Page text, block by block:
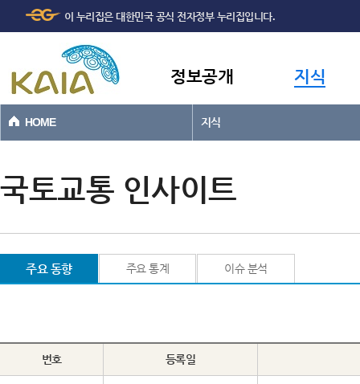
본문바로가기
이 누리집은 대한민국 공식 전자정부 누리집입니다.
정보공개 지식
HOME 지식
국토교통 인사이트
주요 동향 주요 통계 이슈 분석
번호 등록일